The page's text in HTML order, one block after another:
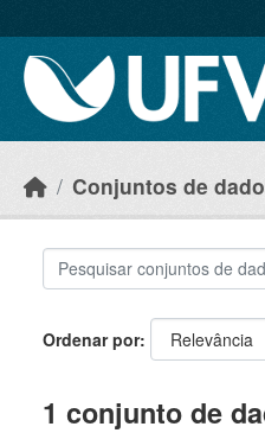
Conjuntos de
Ordenar por
1 conjunto de